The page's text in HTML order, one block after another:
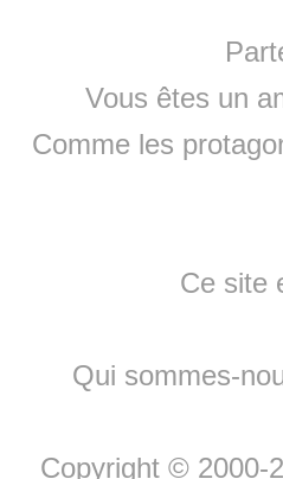
Vous êtes un
Comme les
Ce site
Qui sommes-
Copyright © 2000-